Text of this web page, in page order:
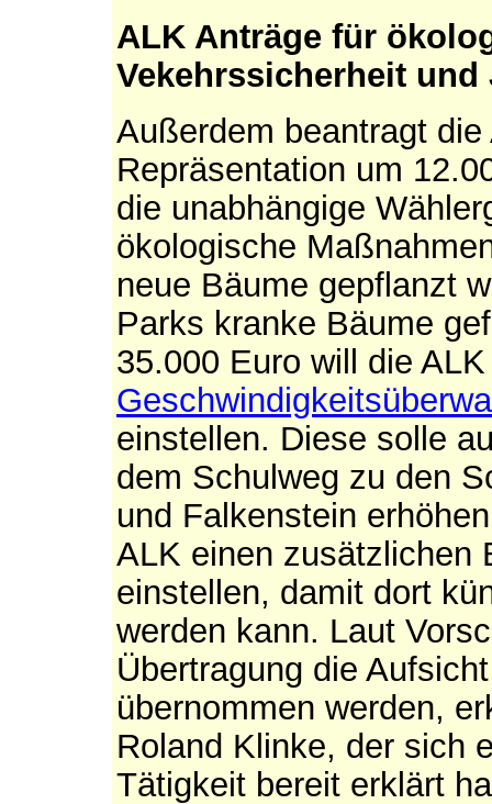
ALK Anträge für
Vekehrssicherheit und
Außerdem beantragt
Repräsentation um
die unabhängige
ökologische
neue Bäume gepflanzt
Parks kranke Bäume
35.000 Euro will die
einstellen. Diese solle
dem Schulweg zu den
und Falkenstein
ALK einen zusätzlichen
einstellen, damit dort
werden kann. Laut
Übertragung die
übernommen werden,
Roland Klinke, der sich
Tätigkeit bereit erklärt